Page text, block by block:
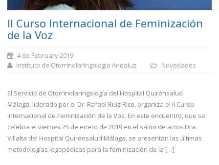
II Curso Internacional de Feminización
de la Voz
4 de February 2019
Instituto de Otorrinolaringología Andaluz
Novedades
El Servicio de Otorrinolaringología del Hospital Quirónsalud
Málaga, liderado por el Dr. Rafael Ruíz Rico, organiza el II Curso
Internacional de Feminización de la Voz. En este encuentro, que se
celebra el viernes 25 de enero de 2019 en el salón de actos Dra.
Villalta del Hospital Quirónsalud Málaga, se presentan las últimas
metodologías logopédicas para la feminización de la […]